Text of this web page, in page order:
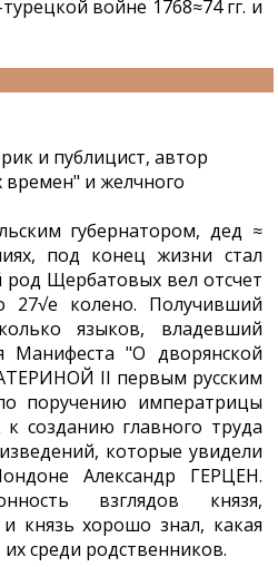
войне 1768≈74 гг. и
и публицист, автор
времен" и желчного
губернатором, дед ≈
под конец жизни стал
Щербатовых вел отсчет
27√е колено. Получивший
языков, владевший
Манифеста "О дворянской
II первым русским
поручению императрицы
созданию главного труда
которые увидели
Александр ГЕРЦЕН.
взглядов князя,
князь хорошо знал, какая
среди родственников.